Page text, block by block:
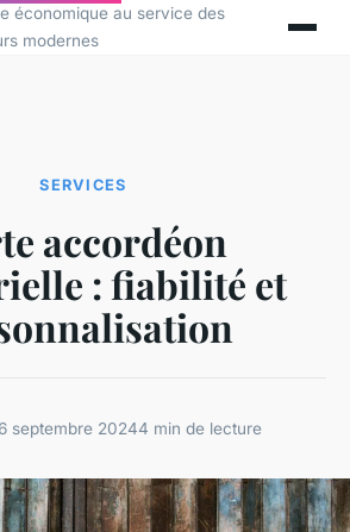
économique au service des
modernes
SERVICES
accordéon
: fiabilité et
septembre 20244 min de lecture